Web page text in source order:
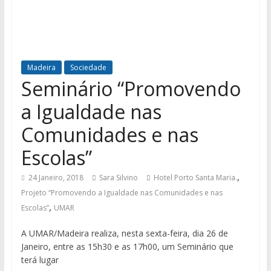
Madeira Sociedade
Seminário “Promovendo
a Igualdade nas
Comunidades e nas
Escolas”
24 Janeiro, 2018 Sara Silvino Hotel Porto Santa Maria.,
Projeto “Promovendo a Igualdade nas Comunidades e nas
Escolas”, UMAR
A UMAR/Madeira realiza, nesta sexta-feira, dia 26 de
Janeiro, entre as 15h30 e as 17h00, um Seminário que
terá lugar